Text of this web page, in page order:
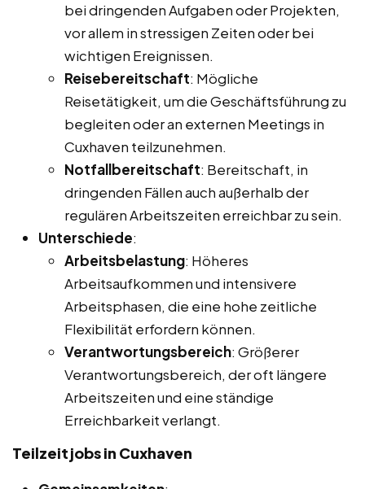
bei dringenden Aufgaben oder Projekten,
vor allem in stressigen Zeiten oder bei
wichtigen Ereignissen.
Reisebereitschaft: Mögliche
Reisetätigkeit, um die Geschäftsführung zu
begleiten oder an externen Meetings in
Cuxhaven teilzunehmen.
Notfallbereitschaft: Bereitschaft, in
dringenden Fällen auch außerhalb der
regulären Arbeitszeiten erreichbar zu sein.
Unterschiede:
Arbeitsbelastung: Höheres
Arbeitsaufkommen und intensivere
Arbeitsphasen, die eine hohe zeitliche
Flexibilität erfordern können.
Verantwortungsbereich: Größerer
Verantwortungsbereich, der oft längere
Arbeitszeiten und eine ständige
Erreichbarkeit verlangt.
Teilzeitjobs in Cuxhaven